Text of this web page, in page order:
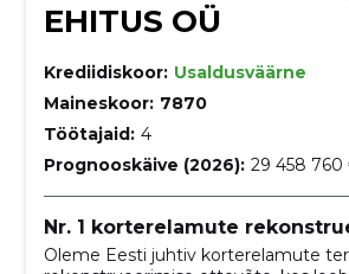
EHITUS OÜ
Krediidiskoor: Usaldusväärne
Maineskoor: 7870
Töötajaid: 4
Prognooskäive (2026): 29 458 760
Nr. 1 korterelamute
Oleme Eesti juhtiv korterelamute